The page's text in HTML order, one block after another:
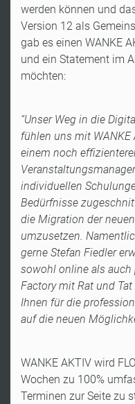
werden können und
Version 12 als
gab es einen WANKE
und ein Statement im
möchten:
“Unser Weg in die
fühlen uns mit WANKE
einem noch
individuellen
Bedürfnisse
die Migration der
umzusetzen.
gerne Stefan Fiedler
sowohl online als auch
Factory mit Rat und
Ihnen für die
auf die neuen
WANKE AKTIV wird
Wochen zu 100%
Terminen zur Seite zu